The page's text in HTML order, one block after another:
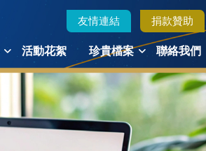
友情連結 捐款贊助
活動花絮 珍貴檔案 聯絡我們